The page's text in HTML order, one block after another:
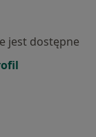
jest dostępne